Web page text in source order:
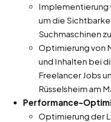
Implementierung
um die
Suchmaschinen
Optimierung von
und Inhalten bei
Freelancer Jobs
Rüsselsheim am
Performance-
Optimierung der